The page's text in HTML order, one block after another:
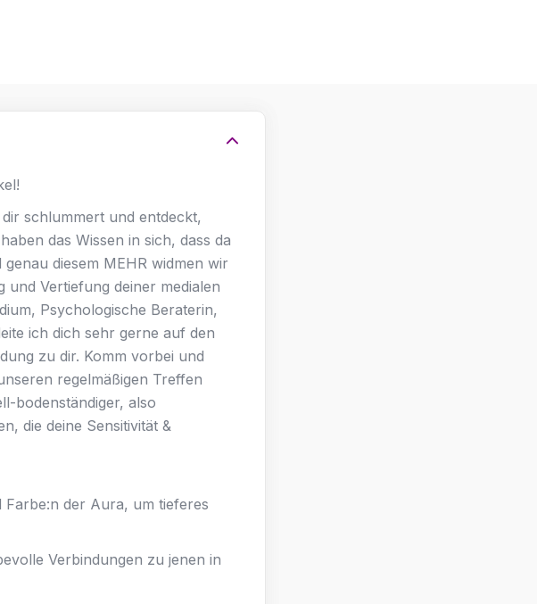
schlummert und entdeckt,
das Wissen in sich, dass da
diesem MEHR widmen wir
und Vertiefung deiner medialen
Psychologische Beraterin,
ich dich sehr gerne auf den
zu dir. Komm vorbei und
regelmäßigen Treffen
bodenständiger, also
die deine Sensitivität &
Farbe:n der Aura, um tieferes
Verbindungen zu jenen in